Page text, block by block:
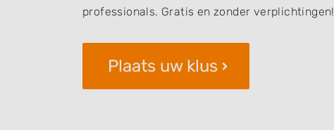
professionals. Gratis en zonder verplichtingen!
Plaats uw klus